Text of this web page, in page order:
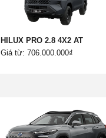
HILUX PRO 2.8 4X2 AT
Giá từ: 706.000.000₫